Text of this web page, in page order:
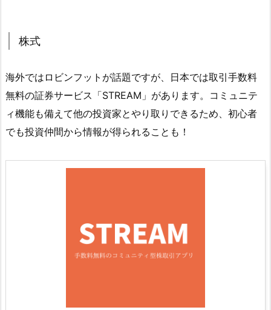
株式
海外ではロビンフットが話題ですが、日本では取引手数料
無料の証券サービス「STREAM」があります。コミュニテ
ィ機能も備えて他の投資家とやり取りできるため、初心者
でも投資仲間から情報が得られることも！